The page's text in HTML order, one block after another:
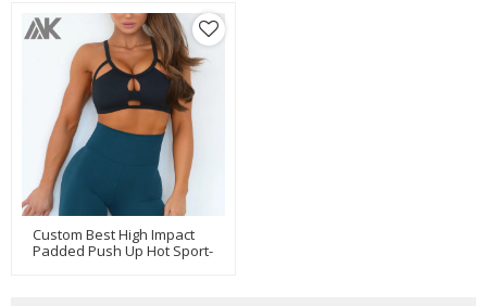
Custom Best High Impact
Padded Push Up Hot Sport-